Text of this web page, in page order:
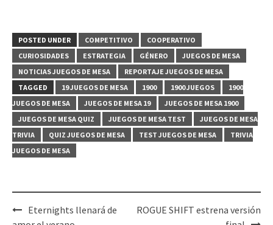
POSTED UNDER COMPETITIVO
COOPERATIVO
CURIOSIDADES
ESTRATEGIA GÉNERO
JUEGOS DE MESA
NOTICIAS JUEGOS DE MESA
REPORTAJE JUEGOS DE MESA
TAGGED
19 JUEGOS DE MESA 1900 1900 JUEGOS
1900
JUEGOS DE MESA
JUEGOS DE MESA 19
JUEGOS DE MESA 1900
JUEGOS DE MESA QUIZ
JUEGOS DE MESA TEST
JUEGOS DE MESA
TRIVIA
QUIZ JUEGOS DE MESA TEST JUEGOS DE MESA
TRIVIA
JUEGOS DE MESA
PostEternights llenará de
ROGUE SHIFT estrena versión